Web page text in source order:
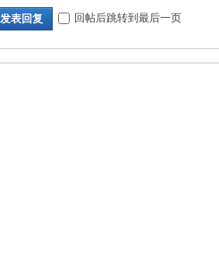
发表回复 回帖后跳转到最后一页